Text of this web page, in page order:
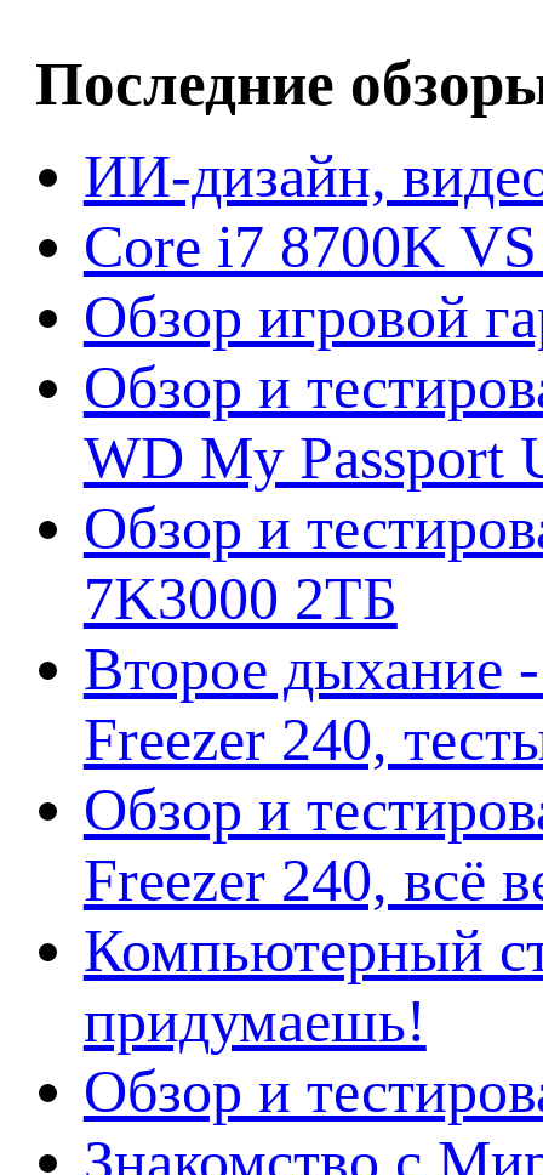
Последние
ИИ-дизайн,
Core i7 8700K
Обзор игровой
Обзор и
WD My Passport
Обзор и
7K3000 2ТБ
Второе дыхание
Freezer 240,
Обзор и
Freezer 240, всё
Компьютерный
придумаешь!
Обзор и